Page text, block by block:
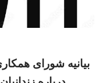
بیانیه شورای